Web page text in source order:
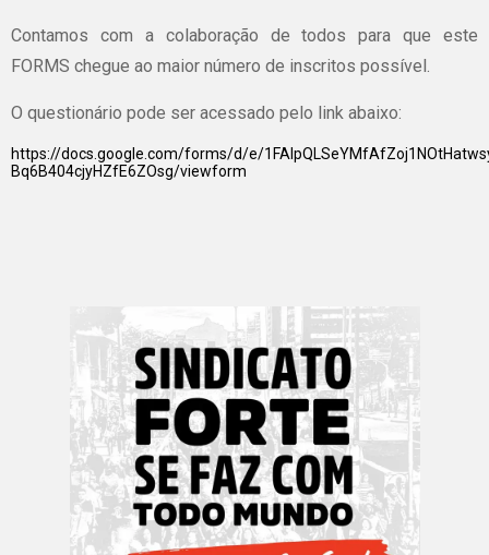
Contamos com a colaboração de todos para que este
FORMS chegue ao maior número de inscritos possível.
O questionário pode ser acessado pelo link abaixo:
https://docs.google.com/forms/d/e/
Bq6B404cjyHZfE6ZOsg/viewform